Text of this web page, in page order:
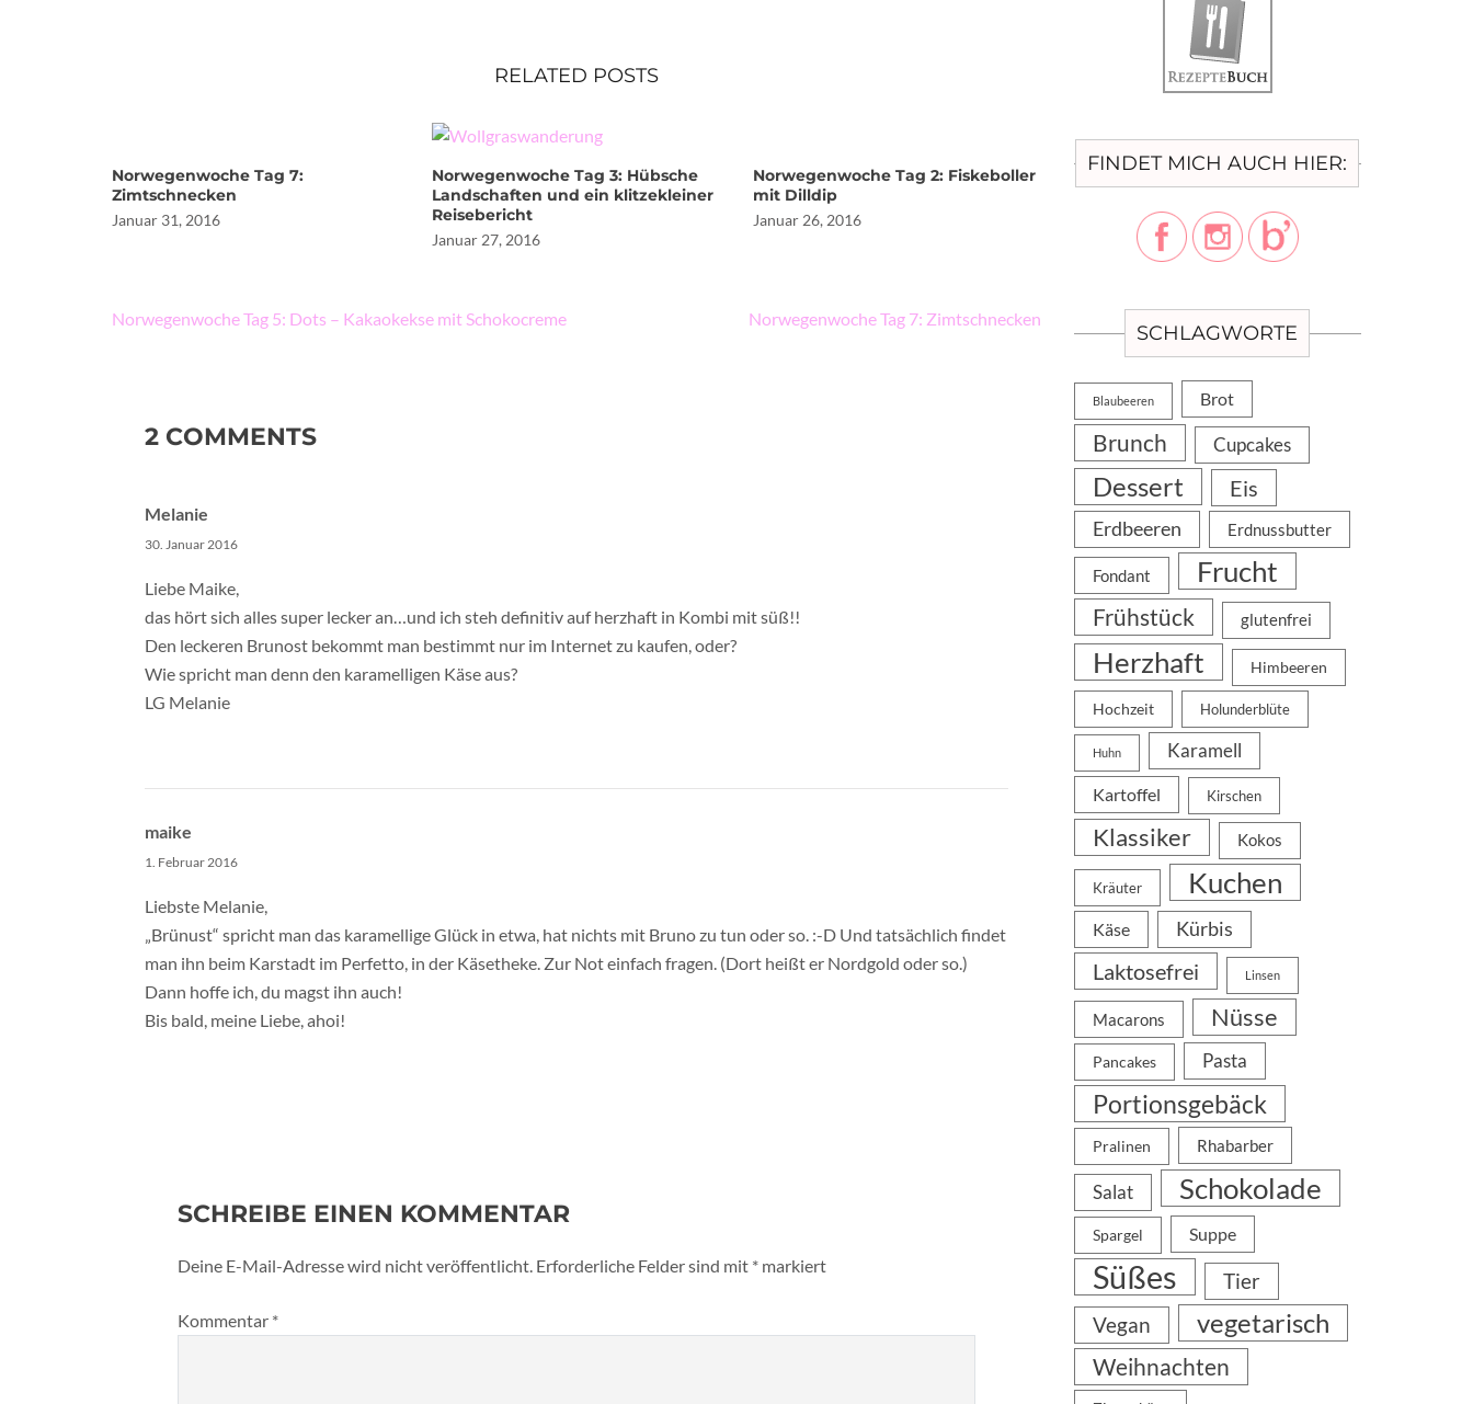
RELATED POSTS
Norwegenwoche Tag 7:
Zimtschnecken
Januar 31, 2016
Norwegenwoche Tag 3: Hübsche
Landschaften und ein klitzekleiner
Reisebericht
Januar 27, 2016
Norwegenwoche Tag 2: Fiskeboller
mit Dilldip
Januar 26, 2016
Beitragsnavigation
Norwegenwoche Tag 5: Dots – Kakaokekse mit Schokocreme Norwegenwoche Tag 7: Zimtschnecken
2 COMMENTS
Melanie
30. Januar 2016
Liebe Maike,
das hört sich alles super lecker an…und ich steh definitiv auf herzhaft in Kombi mit süß!!
Den leckeren Brunost bekommt man bestimmt nur im Internet zu kaufen, oder?
Wie spricht man denn den karamelligen Käse aus?
LG Melanie
maike
1. Februar 2016
Liebste Melanie,
„Brünust“ spricht man das karamellige Glück in etwa, hat nichts mit Bruno zu tun oder so. :-D Und tatsächlich findet
man ihn beim Karstadt im Perfetto, in der Käsetheke. Zur Not einfach fragen. (Dort heißt er Nordgold oder so.)
Dann hoffe ich, du magst ihn auch!
Bis bald, meine Liebe, ahoi!
SCHREIBE EINEN KOMMENTAR
Deine E-Mail-Adresse wird nicht veröffentlicht. Erforderliche Felder sind mit * markiert
Kommentar *
FINDET MICH AUCH HIER:
SCHLAGWORTE
Blaubeeren Brot
Brunch Cupcakes
Dessert Eis
Erdbeeren Erdnussbutter
Fondant Frucht
Frühstück glutenfrei
Herzhaft Himbeeren
Hochzeit Holunderblüte
Huhn Karamell
Kartoffel Kirschen
Klassiker Kokos
Kräuter Kuchen
Käse Kürbis
Laktosefrei Linsen
Macarons Nüsse
Pancakes Pasta
Portionsgebäck
Pralinen Rhabarber
Salat Schokolade
Spargel Suppe
Süßes
Tier
Vegan
vegetarisch
Weihnachten